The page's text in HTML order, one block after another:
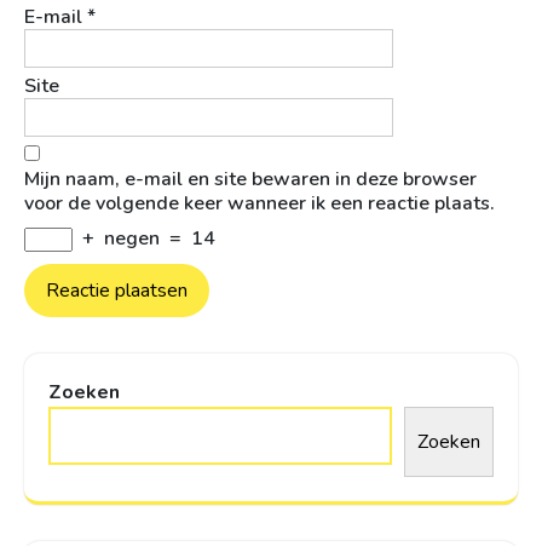
E-mail*
Site
Mijn naam, e-mail en site bewaren in deze browser
voor de volgende keer wanneer ik een reactie plaats.
+ negen = 14
Zoeken
Zoeken